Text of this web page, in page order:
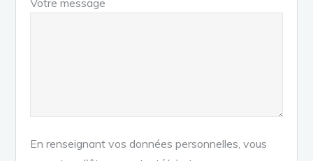
En renseignant vos données personnelles, vous